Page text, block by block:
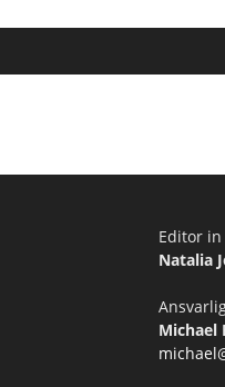
Editor in
Natalia
Michael